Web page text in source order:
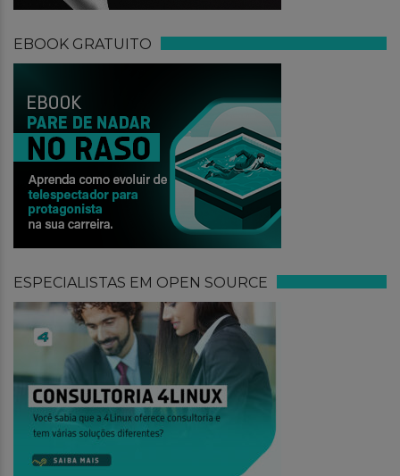
EBOOK GRATUITO
ESPECIALISTAS EM OPEN SOURCE